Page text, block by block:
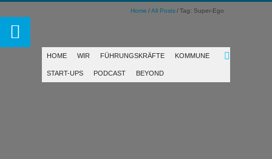
Home All Posts Tag: Super-Ego
HOME WIR FÜHRUNGSKRÄFTE KOMMUNE
START-UPS PODCAST BEYOND